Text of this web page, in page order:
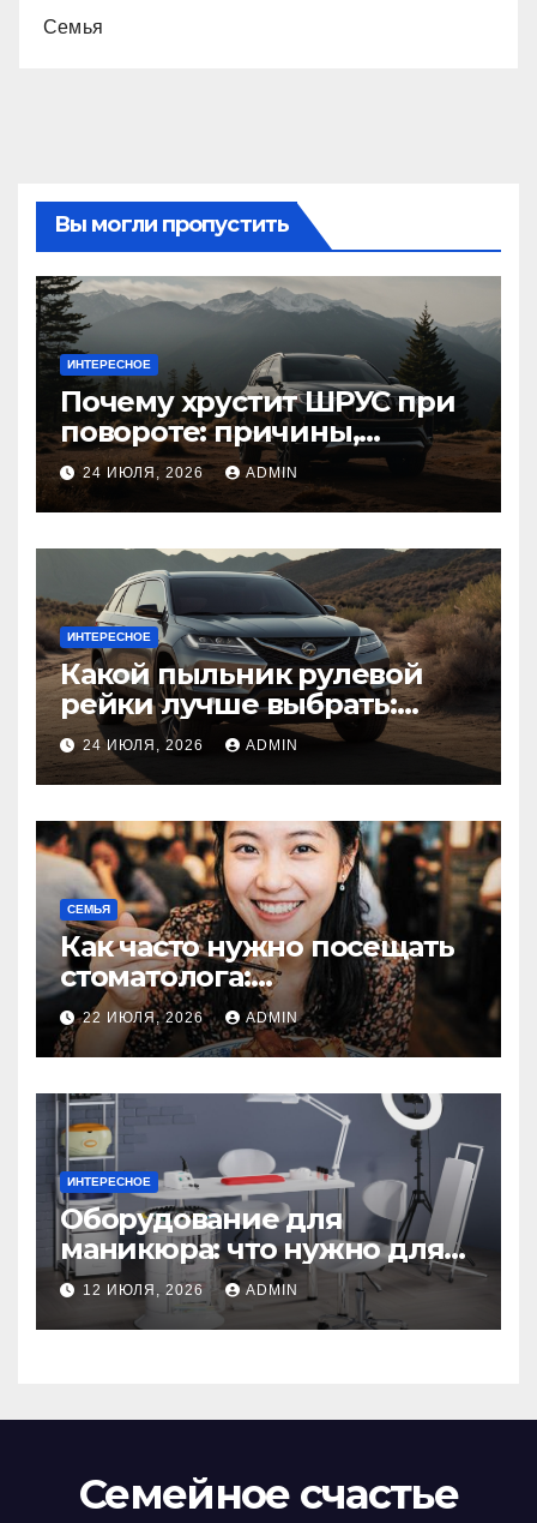
Семья
Вы могли пропустить
ИНТЕРЕСНОЕ
Почему хрустит ШРУС при
повороте: причины,
диагностика
24 ИЮЛЯ, 2026 ADMIN
ИНТЕРЕСНОЕ
Какой пыльник рулевой
рейки лучше выбрать:
оригинальный или аналог,
резина или полиуретан
24 ИЮЛЯ, 2026 ADMIN
СЕМЬЯ
Как часто нужно посещать
стоматолога:
рекомендации для
здоровья зубов
22 ИЮЛЯ, 2026 ADMIN
ИНТЕРЕСНОЕ
Оборудование для
маникюра: что нужно для
идеального маникюра
12 ИЮЛЯ, 2026 ADMIN
Семейное счастье